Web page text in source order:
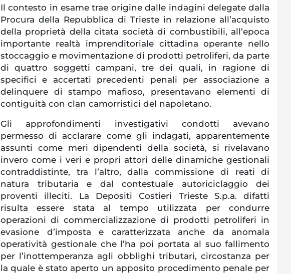
Il contesto in esame trae origine dalle indagini delegate dalla
Procura della Repubblica di Trieste in relazione all’acquisto
della proprietà della citata società di combustibili, all’epoca
importante realtà imprenditoriale cittadina operante nello
stoccaggio e movimentazione di prodotti petroliferi, da parte
di quattro soggetti campani, tre dei quali, in ragione di
specifici e accertati precedenti penali per associazione a
delinquere di stampo mafioso, presentavano elementi di
contiguità con clan camorristici del napoletano.
Gli approfondimenti investigativi condotti avevano
permesso di acclarare come gli indagati, apparentemente
assunti come meri dipendenti della società, si rivelavano
invero come i veri e propri attori delle dinamiche gestionali
contraddistinte, tra l’altro, dalla commissione di reati di
natura tributaria e dal contestuale autoriciclaggio dei
proventi illeciti. La Depositi Costieri Trieste S.p.a. difatti
risulta essere stata al tempo utilizzata per condurre
operazioni di commercializzazione di prodotti petroliferi in
evasione d’imposta e caratterizzata anche da anomala
operatività gestionale che l’ha poi portata al suo fallimento
per l’inottemperanza agli obblighi tributari, circostanza per
la quale è stato aperto un apposito procedimento penale per